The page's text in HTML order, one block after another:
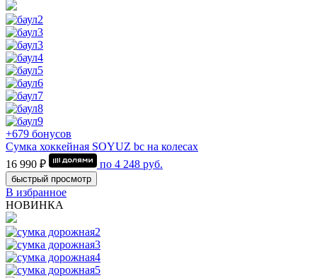
+679 бонусов
Сумка хоккейная SOYUZ bc на колесах
16 990 ₽
по 4 248 руб.
быстрый просмотр
В избранное
НОВИНКА